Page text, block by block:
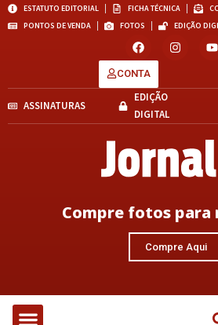
ESTATUTO EDITORIAL FICHA TÉCNICA
PONTOS DE VENDA
FOTOS EDIÇÃO
CONTA
ASSINATURAS
EDIÇÃO
DIGITAL
Compre fotos para
Compre Aqui